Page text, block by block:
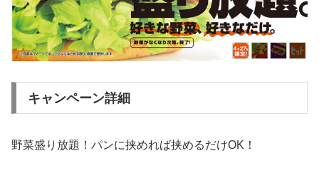
キャンペーン詳細
野菜盛り放題！パンに挟めれば挟めるだけOK！